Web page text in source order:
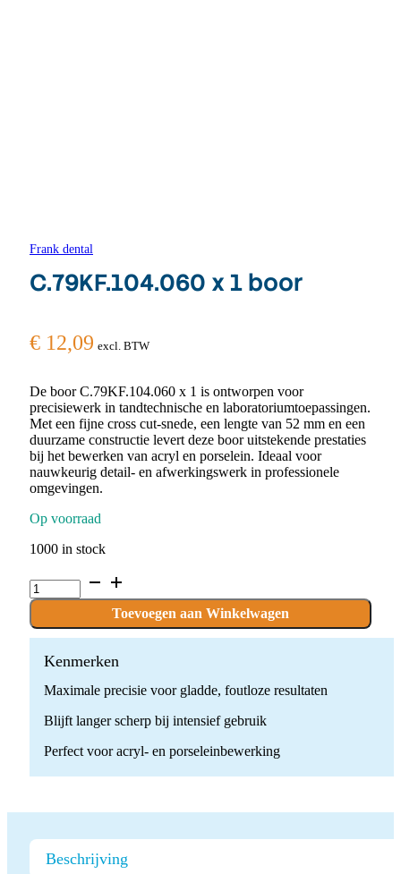
Frank dental
C.79KF.104.060 x 1 boor
€ 12,09 excl. BTW
De boor C.79KF.104.060 x 1 is ontworpen voor
precisiewerk in tandtechnische en laboratoriumtoepassingen.
Met een fijne cross cut-snede, een lengte van 52 mm en een
duurzame constructie levert deze boor uitstekende prestaties
bij het bewerken van acryl en porselein. Ideaal voor
nauwkeurig detail- en afwerkingswerk in professionele
omgevingen.
Op voorraad
1000 in stock
C.79KF.104.060
x
boor
quantity
Toevoegen aan Winkelwagen
Kenmerken
Maximale precisie voor gladde, foutloze resultaten
Blijft langer scherp bij intensief gebruik
Perfect voor acryl- en porseleinbewerking
Beschrijving